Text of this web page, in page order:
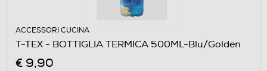
ACCESSORI CUCINA
T-TEX - BOTTIGLIA TERMICA 500ML-Blu/Golden
€ 9,90